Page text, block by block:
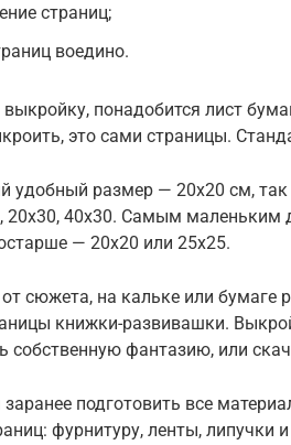
страниц;
воедино.
понадобится лист
это сами страницы.
удобный размер — 20х20 см,
20х30, 40х30. Самым маленьким
— 20х20 или 25х25.
сюжета, на кальке или бумаге
книжки-развивашки.
собственную фантазию, или
подготовить все
фурнитуру, ленты, липучки